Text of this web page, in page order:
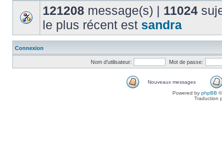
121208 message(s) | 11024
le plus récent est sandra
Connexion
Nom d’utilisateur: Mot de passe:
Nouveaux messages
Powered by phpBB
Traduction